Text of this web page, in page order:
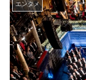
エンタメ